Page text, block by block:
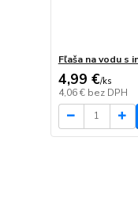
Fľaša na vodu s
4,99 €/ks
4,06 € bez DPH